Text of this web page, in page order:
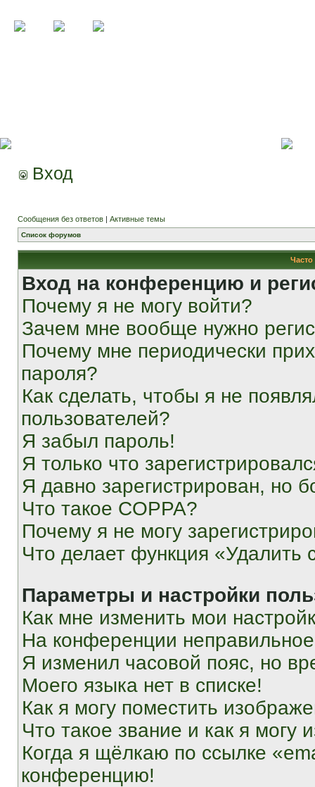
Вход
Сообщения без ответов | Активные темы
Список форумов
Вход на конференцию и
Почему я не могу войти?
Зачем мне вообще нужно
Почему мне периодически
пароля?
Как сделать, чтобы я не
пользователей?
Я забыл пароль!
Я только что
Я давно зарегистрирован, но
Что такое COPPA?
Почему я не могу
Что делает функция «Удалить
Параметры и настройки
Как мне изменить мои
На конференции
Я изменил часовой пояс, но
Моего языка нет в списке!
Как я могу поместить
Что такое звание и как я могу
Когда я щёлкаю по ссылке
конференцию!